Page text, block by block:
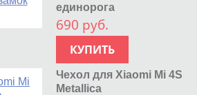
единорога
690 руб.
КУПИТЬ
Чехол для Xiaomi Mi 4S
Metallica